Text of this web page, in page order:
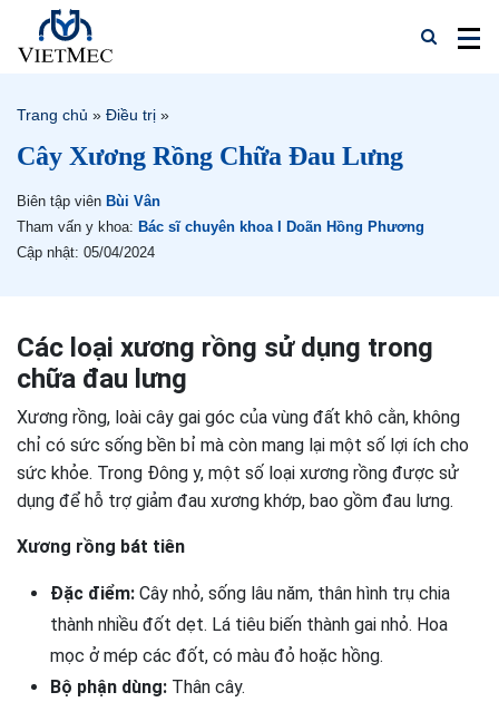
Trang chủ » Điều trị »
Cây Xương Rồng Chữa Đau Lưng
Biên tập viên Bùi Vân
Tham vấn y khoa: Bác sĩ chuyên khoa I Doãn Hồng Phương
Cập nhật: 05/04/2024
Các loại xương rồng sử dụng trong
chữa đau lưng
Xương rồng, loài cây gai góc của vùng đất khô cằn, không
chỉ có sức sống bền bỉ mà còn mang lại một số lợi ích cho
sức khỏe. Trong Đông y, một số loại xương rồng được sử
dụng để hỗ trợ giảm đau xương khớp, bao gồm đau lưng.
Xương rồng bát tiên
Đặc điểm: Cây nhỏ, sống lâu năm, thân hình trụ chia
thành nhiều đốt dẹt. Lá tiêu biến thành gai nhỏ. Hoa
mọc ở mép các đốt, có màu đỏ hoặc hồng.
Bộ phận dùng: Thân cây.